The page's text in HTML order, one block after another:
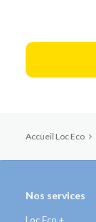
Accueil Loc Eco
Nos services
Loc Eco +